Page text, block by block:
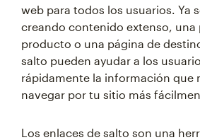
web para todos los usuarios. Ya
creando contenido extenso, una
producto o una página de
salto pueden ayudar a los
rápidamente la información que
navegar por tu sitio más
Los enlaces de salto son una